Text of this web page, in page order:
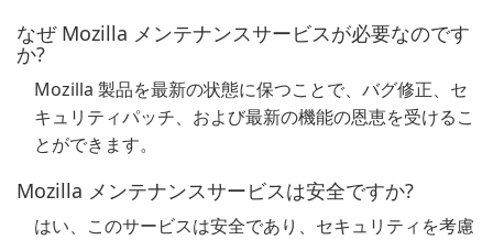
なぜ Mozilla メンテナンスサービスが必要なのです
か?
Mozilla 製品を最新の状態に保つことで、バグ修正、セ
キュリティパッチ、および最新の機能の恩恵を受けるこ
とができます。
Mozilla メンテナンスサービスは安全ですか?
はい、このサービスは安全であり、セキュリティを考慮